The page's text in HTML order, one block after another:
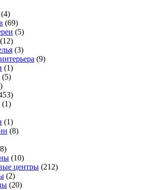
(4)
(69)
(5)
(12)
(3)
(9)
(1)
(5)
(1)
(1)
(8)
(10)
центры (212)
(2)
(20)